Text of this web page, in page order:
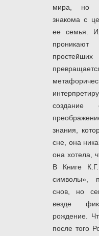
мира, но
знакома с
ее семья.
создание
знания,
сне, она
она хотела,
В Книге
символы»,
снов, но
везде
рождение.
после того